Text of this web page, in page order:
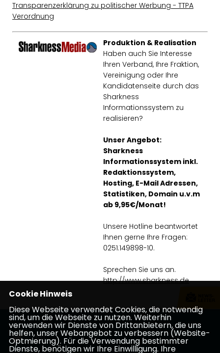
Transparenzerklärung zu politischer Werbung - TTPA
Verordnung
Produktion & Realisation
Haben auch Sie Interesse
Ihren Verband, Ihre Fraktion,
Vereinigung oder Ihre
Kandidatenseite durch das
Sharkness
Informationssystem zu
realisieren?
Unser Angebot:
Sharkness
Informationssystem inkl.
Redaktionssystem,
Hosting, E-Mail Adressen,
Statistiken, Domain u.v.m
ab 9,95€/Monat!
Unsere Hotline beantwortet
Ihnen gerne Ihre Fragen:
0251.149898-10.
Sprechen Sie uns an.
http://www.sharkness.de
Cookie Hinweis
Diese Webseite verwendet Cookies, die notwendig
sind, um die Webseite zu nutzen. Weiterhin
verwenden wir Dienste von Drittanbietern, die uns
helfen, unser Webangebot zu verbessern (Website-
Optmierung). Für die Verwendung bestimmter
Dienste, benötigen wir Ihre Einwilligung. Ihre